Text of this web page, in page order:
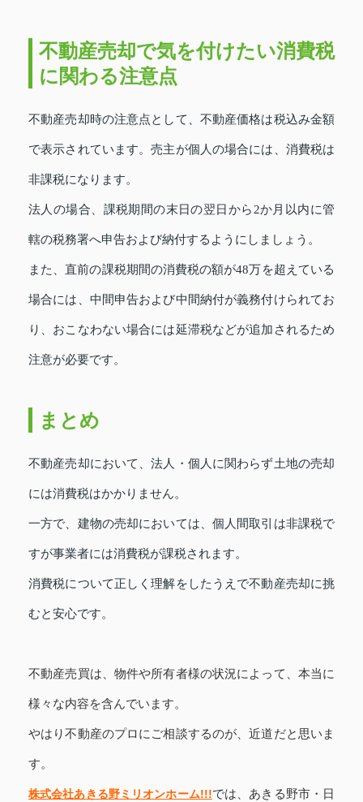
不動産売却で気を付けたい消費税
に関わる注意点
不動産売却時の注意点として、不動産価格は税込み金額
で表示されています。売主が個人の場合には、消費税は
非課税になります。
法人の場合、課税期間の末日の翌日から2か月以内に管
轄の税務署へ申告および納付するようにしましょう。
また、直前の課税期間の消費税の額が48万を超えている
場合には、中間申告および中間納付が義務付けられてお
り、おこなわない場合には延滞税などが追加されるため
注意が必要です。
まとめ
不動産売却において、法人・個人に関わらず土地の売却
には消費税はかかりません。
一方で、建物の売却においては、個人間取引は非課税で
すが事業者には消費税が課税されます。
消費税について正しく理解をしたうえで不動産売却に挑
むと安心です。
不動産売買は、物件や所有者様の状況によって、本当に
様々な内容を含んでいます。
やはり不動産のプロにご相談するのが、近道だと思いま
す。
株式会社あきる野ミリオンホーム!!!では、 あきる野市・日